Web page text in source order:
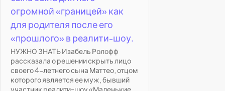
огромной «границей» как
для родителя после его
«прошлого» в реалити-шоу.
НУЖНО ЗНАТЬ Изабель Ролофф
рассказала о решении скрыть лицо
своего 4-летнего сына Маттео, отцом
которого является ее муж, бывший
участник реалити-шоу «Маленькие